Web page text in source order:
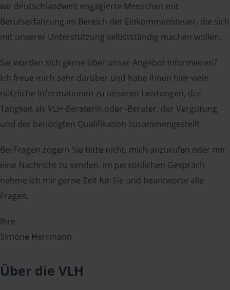
wir deutschlandweit engagierte Menschen mit
Berufserfahrung im Bereich der Einkommensteuer, die sich
mit unserer Unterstützung selbstständig machen wollen.
Sie würden sich gerne über unser Angebot informieren?
Ich freue mich sehr darüber und habe Ihnen hier viele
nützliche Informationen zu unseren Leistungen, der
Tätigkeit als VLH-Beraterin oder -Berater, der Vergütung
und der benötigten Qualifikation zusammengestellt.
Bei Fragen zögern Sie bitte nicht, mich anzurufen oder mir
eine Nachricht zu senden. Im persönlichen Gespräch
nehme ich mir gerne Zeit für Sie und beantworte alle
Fragen.
Ihre
Simone Herrmann
Über die VLH